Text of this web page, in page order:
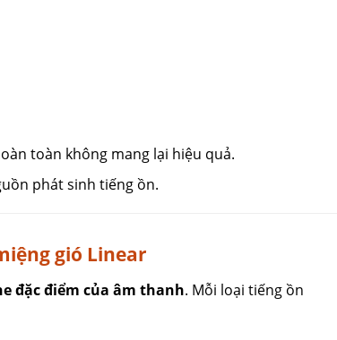
toàn không mang lại hiệu quả.
phát sinh tiếng ồn.
gió Linear
đặc điểm của âm thanh. Mỗi loại tiếng ồn